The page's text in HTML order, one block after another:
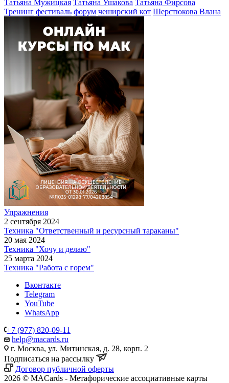
Татьяна Мужицкая Татьяна Ушакова Татьяна Фирсова
Тренинг фестиваль форум чеширский кот Шерстюкова Влана
Упражнения
2 сентября 2024
Техника "Ответственный и ресурсный тараканы"
20 мая 2024
Техника "Хочу и делаю"
25 марта 2024
Техника "Работа с горем"
Вконтакте
Telegram
YouTube
WhatsApp
+7 (977) 820-09-11
help@macards.ru
г. Москва, ул. Митинская, д. 28, корп. 2
Подписаться на рассылку
Договор публичной оферты
2026 © MACards - Метафорические ассоциативные карты